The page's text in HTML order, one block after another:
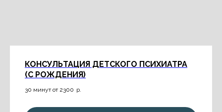
КОНСУЛЬТАЦИЯ ДЕТСКОГО ПСИХИАТРА
(С РОЖДЕНИЯ)
30 минут от 2300 р.